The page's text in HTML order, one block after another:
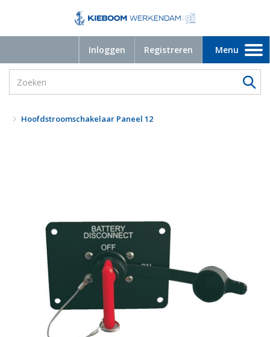
Inloggen Registreren
Toggle
navigation
Menu
Hoofdstroomschakelaar Paneel 12